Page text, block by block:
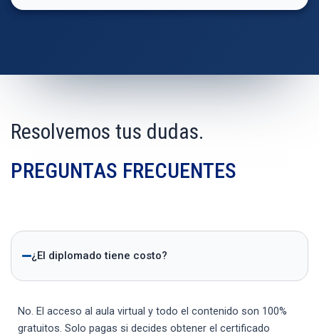
Resolvemos tus dudas.
PREGUNTAS FRECUENTES
¿El diplomado tiene costo?
No. El acceso al aula virtual y todo el contenido son 100%
gratuitos. Solo pagas si decides obtener el certificado